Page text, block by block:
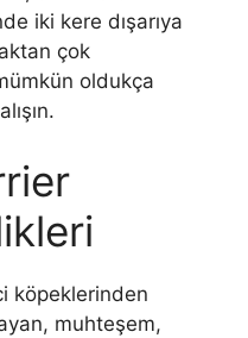
iki kere dışarıya
çok
oldukça
köpeklerinden
muhteşem,